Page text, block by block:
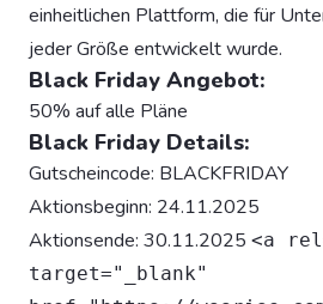
einheitlichen Plattform, die für
jeder Größe entwickelt wurde.
Black Friday Angebot:
50% auf alle Pläne
Black Friday Details:
Gutscheincode: BLACKFRIDAY
Aktionsbeginn: 24.11.2025
Aktionsende: 30.11.2025 <a
target="_blank"